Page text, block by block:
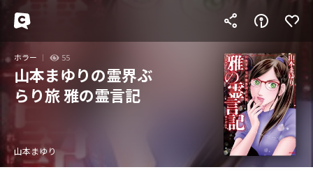
ホラー 55
山本まゆりの霊界ぶ
らり旅 雅の霊言記
山本まゆり